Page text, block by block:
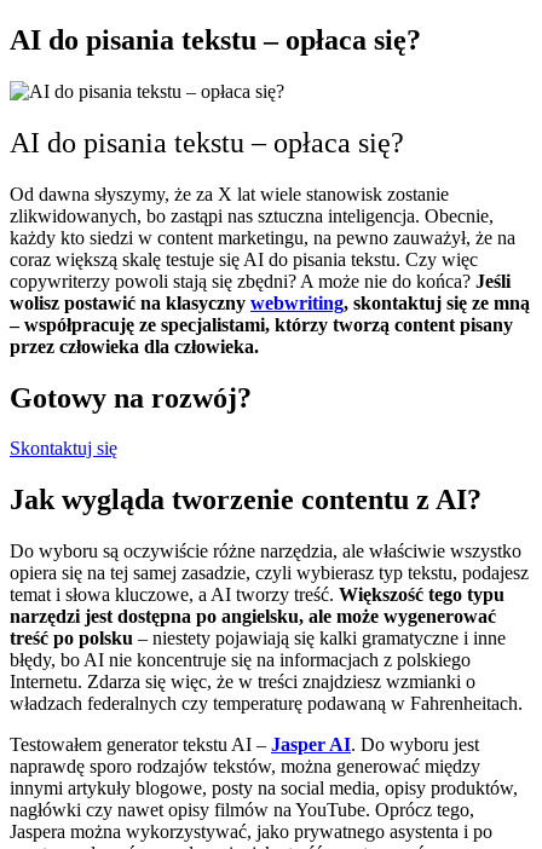
AI do pisania tekstu – opłaca się?
AI do pisania tekstu – opłaca się?
Od dawna słyszymy, że za X lat wiele stanowisk zostanie
zlikwidowanych, bo zastąpi nas sztuczna inteligencja. Obecnie,
każdy kto siedzi w content marketingu, na pewno zauważył, że na
coraz większą skalę testuje się AI do pisania tekstu. Czy więc
copywriterzy powoli stają się zbędni? A może nie do końca? Jeśli
wolisz postawić na klasyczny webwriting, skontaktuj się ze mną
– współpracuję ze specjalistami, którzy tworzą content pisany
przez człowieka dla człowieka.
Gotowy na rozwój?
Skontaktuj się
Jak wygląda tworzenie contentu z AI?
Do wyboru są oczywiście różne narzędzia, ale właściwie wszystko
opiera się na tej samej zasadzie, czyli wybierasz typ tekstu, podajesz
temat i słowa kluczowe, a AI tworzy treść. Większość tego typu
narzędzi jest dostępna po angielsku, ale może wygenerować
treść po polsku – niestety pojawiają się kalki gramatyczne i inne
błędy, bo AI nie koncentruje się na informacjach z polskiego
Internetu. Zdarza się więc, że w treści znajdziesz wzmianki o
władzach federalnych czy temperaturę podawaną w Fahrenheitach.
Testowałem generator tekstu AI – Jasper AI. Do wyboru jest
naprawdę sporo rodzajów tekstów, można generować między
innymi artykuły blogowe, posty na social media, opisy produktów,
nagłówki czy nawet opisy filmów na YouTube. Oprócz tego,
Jaspera można wykorzystywać, jako prywatnego asystenta i po